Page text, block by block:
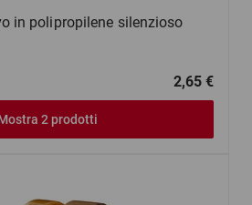
in polipropilene silenzioso
2,65 €
2 prodotti